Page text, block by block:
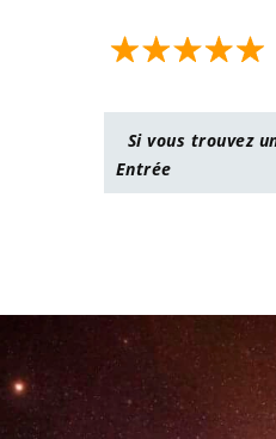
Si vous trouvez
Entrée